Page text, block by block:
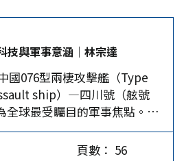
技與軍事意涵│林宗達
國076型兩棲攻擊艦（Type
ship）―四川號（舷號
全球最受矚目的軍事焦點。事
括美國智庫在內的中西方軍事
棲攻擊艦，原因在於076型兩
頁數： 56